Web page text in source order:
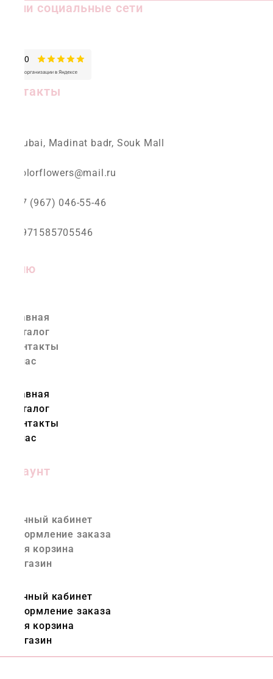
Наши социальные сети
Контакты
Dubai, Madinat badr, Souk Mall
colorflowers@mail.ru
+7 (967) 046-55-46
+971585705546
Меню
Главная
Каталог
Контакты
О нас
Главная
Каталог
Контакты
О нас
Аккаунт
Личный кабинет
Оформление заказа
Моя корзина
Магазин
Личный кабинет
Оформление заказа
Моя корзина
Магазин